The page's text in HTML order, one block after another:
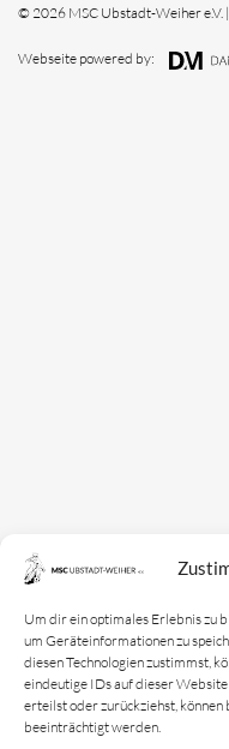
Um dir ein optimales Erlebnis zu
um Geräteinformationen zu
diesen Technologien zustimmst,
eindeutige IDs auf dieser
erteilst oder zurückziehst,
beeinträchtigt werden.
© 2026 MSC Ubstadt-Weiher e.V.
Webseite powered by: